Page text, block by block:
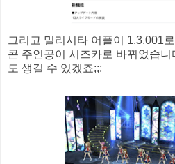
그리고 밀리시타 어플이 1.3.001
콘 주인공이 시즈카로 바뀌었습니
도 생길 수 있겠죠;;;